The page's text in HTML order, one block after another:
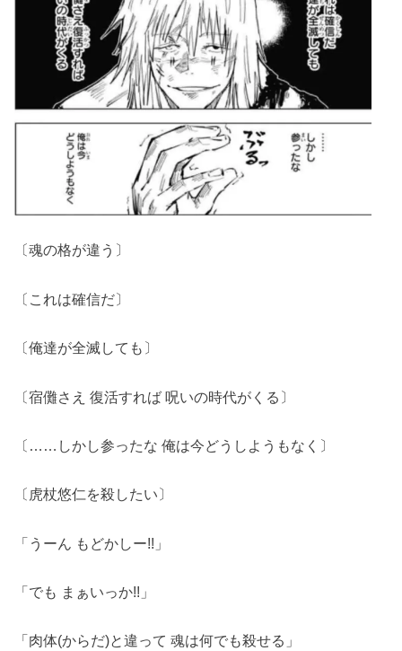
〔魂の格が違う〕
〔これは確信だ〕
〔俺達が全滅しても〕
〔宿儺さえ 復活すれば 呪いの時代がくる〕
〔……しかし参ったな 俺は今どうしようもなく〕
〔虎杖悠仁を殺したい〕
「うーん もどかしー!!」
「でも まぁいっか!!」
「肉体(からだ)と違って 魂は何でも殺せる」